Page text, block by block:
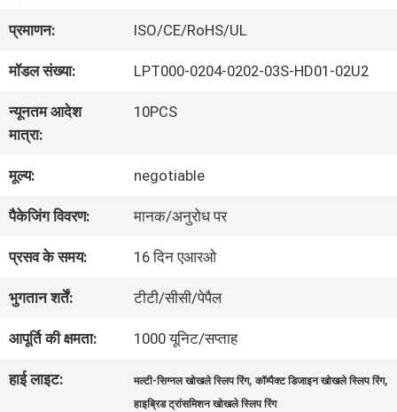
दिखाएँ
हमारे
बारे
में
कारखाना
भ्रमण
गुणवत्ता
नियंत्रण
प्रमाणन: ISO/CE/RoHS/UL
मॉडल संख्या: LPT000-0204-0202-03S-HD01-02U2
न्यूनतम आदेश
मात्रा:
10PCS
मूल्य: negotiable
पैकेजिंग विवरण: मानक/अनुरोध पर
प्रसव के समय: 16 दिन एआरओ
भुगतान शर्तें: टीटी/सीसी/पेपैल
आपूर्ति की क्षमता: 1000 यूनिट/सप्ताह
हाई लाइट: मल्टी-सिग्नल खोखले स्लिप रिंग,कॉम्पैक्ट डिजाइन खोखले स्लिप रिंग,
हाइब्रिड ट्रांसमिशन खोखले स्लिप रिंग